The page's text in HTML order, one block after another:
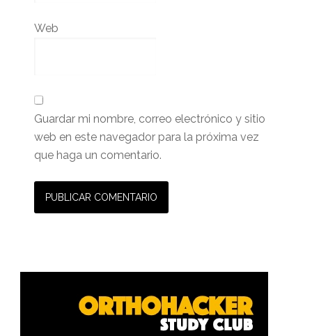
Web
Guardar mi nombre, correo electrónico y sitio
web en este navegador para la próxima vez
que haga un comentario.
Barra
primaria